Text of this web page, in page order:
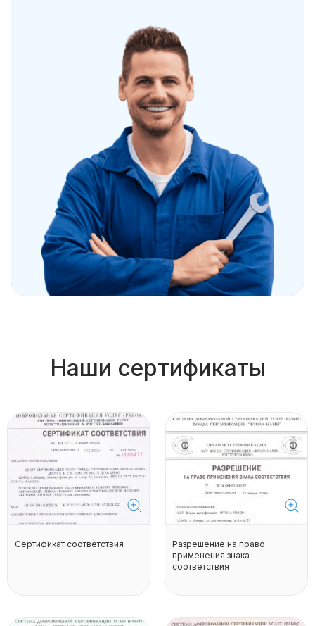
Наши сертификаты
Сертификат соответствия
Разрешение на право
применения знака
соответствия